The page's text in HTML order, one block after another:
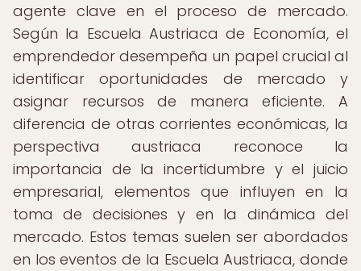
agente clave en el proceso de mercado.
Según la Escuela Austriaca de Economía, el
emprendedor desempeña un papel crucial al
identificar oportunidades de mercado y
asignar recursos de manera eficiente. A
diferencia de otras corrientes económicas, la
perspectiva austriaca reconoce la
importancia de la incertidumbre y el juicio
empresarial, elementos que influyen en la
toma de decisiones y en la dinámica del
mercado. Estos temas suelen ser abordados
en los eventos de la Escuela Austriaca, donde